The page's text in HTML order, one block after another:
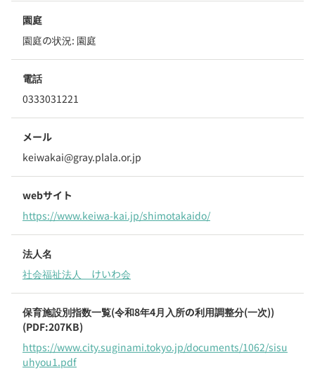
園庭
園庭の状況: 園庭
電話
0333031221
メール
keiwakai@gray.plala.or.jp
webサイト
https://www.keiwa-kai.jp/shimotakaido/
法人名
社会福祉法人 けいわ会
保育施設別指数一覧(令和8年4月入所の利用調整分(一次))
(PDF:207KB)
https://www.city.suginami.tokyo.jp/documents/1062/sisu
uhyou1.pdf